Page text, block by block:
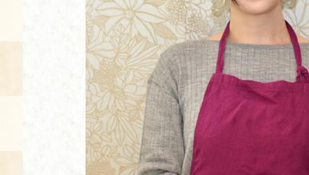
空き状況・ご予約
使用料・お支払い方法
食の語り部の部屋
展示見学
講演会付き料理教室